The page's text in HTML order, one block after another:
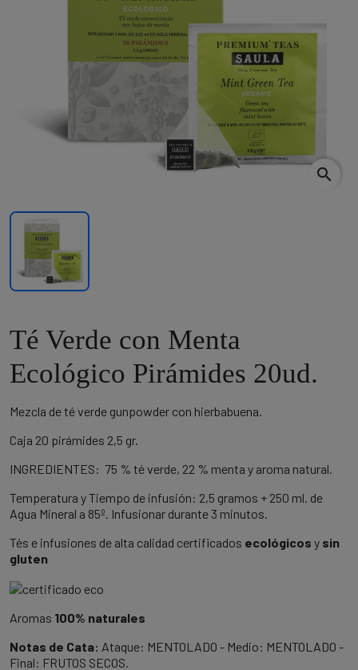
search
Té Verde con Menta
Ecológico Pirámides 20ud.
Mezcla de té verde gunpowder con hierbabuena.
Caja 20 pirámides 2,5 gr.
INGREDIENTES: 75 % té verde, 22 % menta y aroma natural.
Temperatura y Tiempo de infusión: 2,5 gramos + 250 ml. de
Agua Mineral a 85º. Infusionar durante 3 minutos.
Tés e infusiones de alta calidad certificados ecológicos y sin
gluten
Aromas 100% naturales
Notas de Cata: Ataque: MENTOLADO - Medio: MENTOLADO -
Final: FRUTOS SECOS.